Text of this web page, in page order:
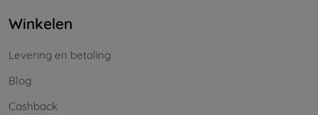
Winkelen
Levering en betaling
Blog
Cashback